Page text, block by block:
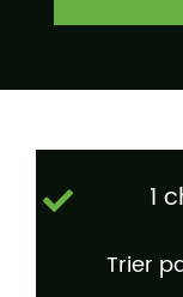
1
Trier